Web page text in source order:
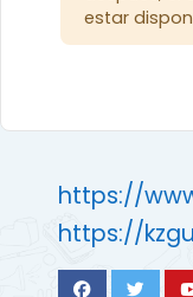
estar
https://
https://